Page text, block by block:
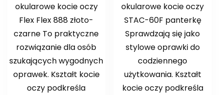
okularowe kocie oczy
Flex Flex 888 złoto-
czarne To praktyczne
rozwiązanie dla osób
szukających wygodnych
oprawek. Kształt kocie
oczy podkreśla
okularowe kocie oczy
STAC-60F panterkę
Sprawdzają się jako
stylowe oprawki do
codziennego
użytkowania. Kształt
kocie oczy podkreśla